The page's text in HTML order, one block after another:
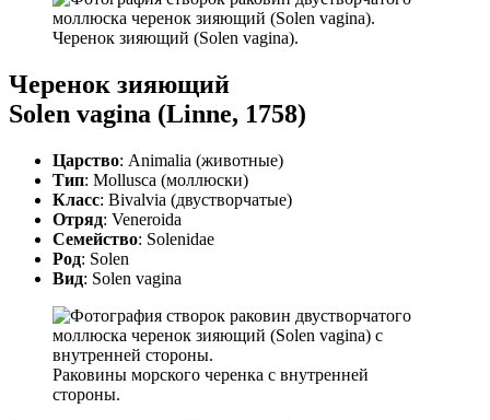
Черенок зияющий (Solen vagina).
Черенок зияющий
Solen vagina (Linne, 1758)
Царство: Animalia (животные)
Тип: Mollusca (моллюски)
Класс: Bivalvia (двустворчатые)
Отряд: Veneroida
Семейство: Solenidae
Род: Solen
Вид: Solen vagina
Раковины морского черенка с внутренней
стороны.